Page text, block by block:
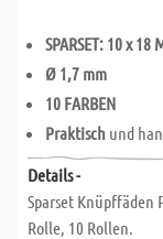
SPARSET: 10 x 18
Ø 1,7 mm
10 FARBEN
Praktisch und
Details -
Sparset Knüpffäden
Rolle, 10 Rollen.